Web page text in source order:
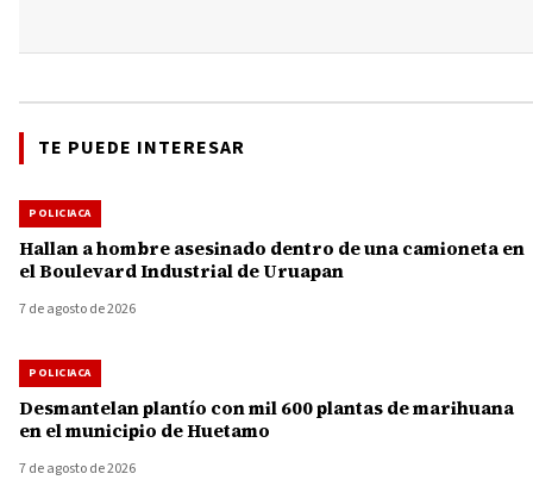
TE PUEDE INTERESAR
POLICIACA
Hallan a hombre asesinado dentro de una camioneta en
el Boulevard Industrial de Uruapan
7 de agosto de 2026
POLICIACA
Desmantelan plantío con mil 600 plantas de marihuana
en el municipio de Huetamo
7 de agosto de 2026